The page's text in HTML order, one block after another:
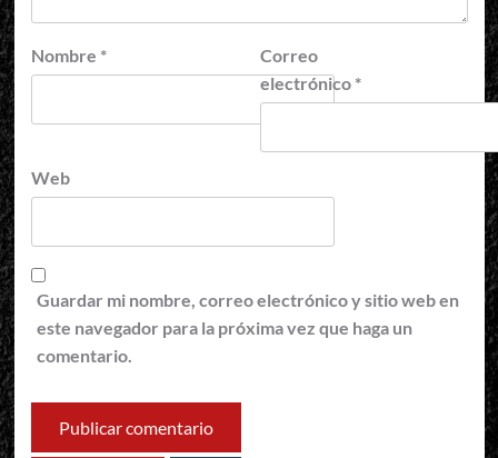
Nombre *
Correo
electrónico *
Web
Guardar mi nombre, correo electrónico y sitio web en
este navegador para la próxima vez que haga un
comentario.